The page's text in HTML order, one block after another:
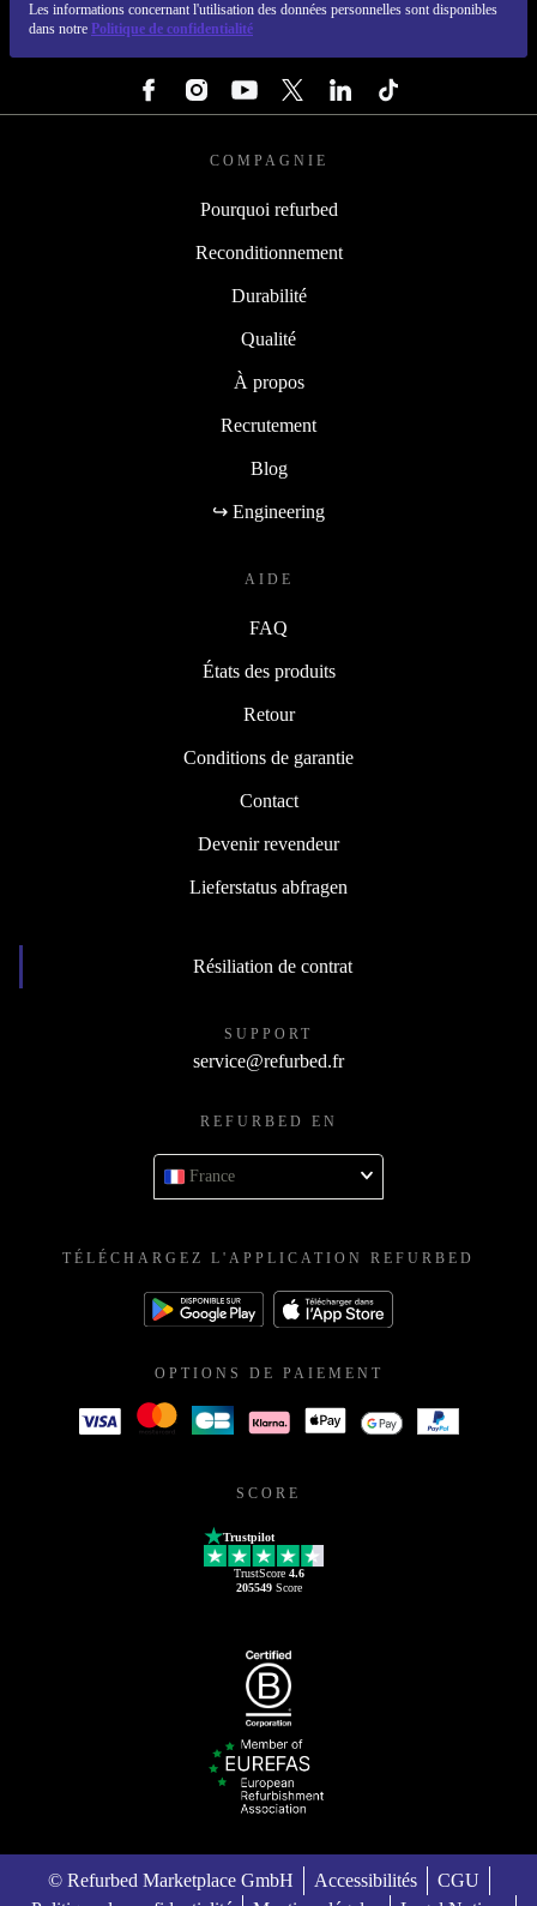
Les informations concernant l'utilisation des données personnelles sont disponibles
dans notre Politique de confidentialité
COMPAGNIE
Pourquoi refurbed
Reconditionnement
Durabilité
Qualité
À propos
Recrutement
Blog
↪ Engineering
AIDE
FAQ
États des produits
Retour
Conditions de garantie
Contact
Devenir revendeur
Lieferstatus abfragen
Résiliation de contrat
SUPPORT
service@refurbed.fr
REFURBED EN
France
TÉLÉCHARGEZ L'APPLICATION REFURBED
OPTIONS DE PAIEMENT
SCORE
Trustpilot
TrustScore 4.6
205549Score
© Refurbed Marketplace GmbH Accessibilités
CGU